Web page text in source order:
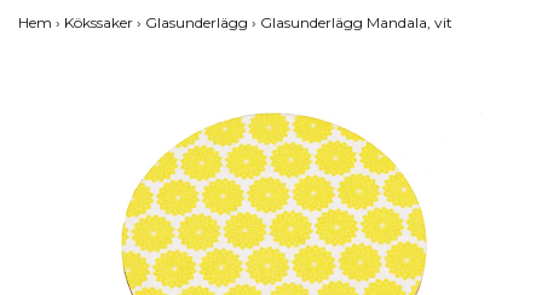
Hem › Kökssaker › Glasunderlägg › Glasunderlägg Mandala, vit